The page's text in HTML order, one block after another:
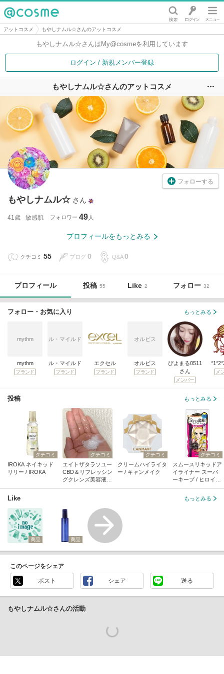
@cosme
アットコスメ もやしナムル☆さんのアットコスメ
もやしナムル☆さんは My@cosmeを利用しています
ログイン / 新規メンバー登録
もやしナムル☆さんのアットコスメ
フォローする
もやしナムル☆ さん
41歳 敏感肌 フォロワー 49
プロフィールをもっとみる
クチコミ 55 ブログ 0 Q&A 0
プロフィール 投稿 55 Like 2 フォロー 32
フォロー・お気に入り もっとみる
mythm
mythm
ブランド
ル・マイルド
ル・マイルド
ブランド
エクセル
ブランド
オルビス
オルビス
ブランド
ぴよまる0511
さん
メンバー
メ
投稿 もっとみる
クチコミ
IROKA ネイキッド
リリー / IROKA
クチコミ
エイトザタラソユー
CBD＆リフレッシン
グクレンズ美容液シ
リートメント / ステ
ラシード
クチコミ
クリームハイライタ
ー / キャンメイク
クチコミ
スムースリキッドア
イライナー スーパ
ーキープ / ヒロイン
Like もっとみる
商品 商品
このページをシェア
ポスト シェア 送る
もやしナムル☆さんの活動